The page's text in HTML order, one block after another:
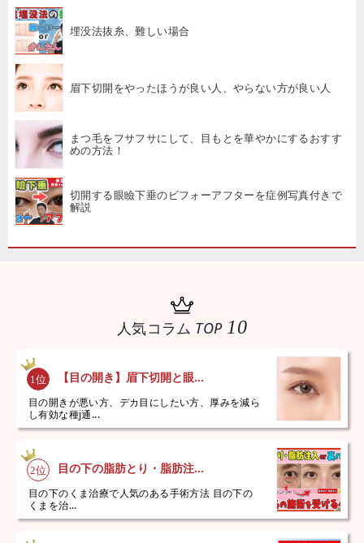
埋没法抜糸、難しい場合
眉下切開をやったほうが良い人、やらない方が良い人
まつ毛をフサフサにして、目もとを華やかにするおすす
めの方法！
切開する眼瞼下垂のビフォーアフターを症例写真付きで
解説
人気コラム TOP 10
【目の開き】眉下切開と眼...
目の開きが悪い方、デカ目にしたい方、厚みを減ら
し有効な種j通...
目の下の脂肪とり・脂肪注...
目の下のくま治療で人気のある手術方法 目の下の
くまを治...